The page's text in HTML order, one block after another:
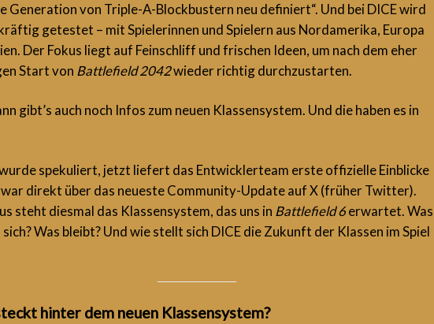
Generation von Triple-A-Blockbustern neu definiert“. Und bei DICE wird
getestet – mit Spielerinnen und Spielern aus Nordamerika, Europa
Der Fokus liegt auf Feinschliff und frischen Ideen, um nach dem eher
Start von Battlefield 2042wieder richtig durchzustarten.
gibt’s auch noch Infos zum neuen Klassensystem. Und die haben es in
spekuliert, jetzt liefert das Entwicklerteam erste offizielle Einblicke
direkt über das neueste Community-Update auf X (früher Twitter).
steht diesmal das Klassensystem, das uns in Battlefield 6erwartet. Was
Was bleibt? Und wie stellt sich DICE die Zukunft der Klassen im Spiel
hinter dem neuen Klassensystem?